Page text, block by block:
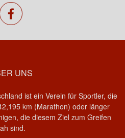
facebook
UNS
ist ein Verein für Sportler, die
km (Marathon) oder länger
die diesem Ziel zum Greifen
sind.